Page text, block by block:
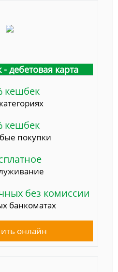
дебетовая карта
кешбек
кешбек
покупки
без комиссии
банкоматах
онлайн